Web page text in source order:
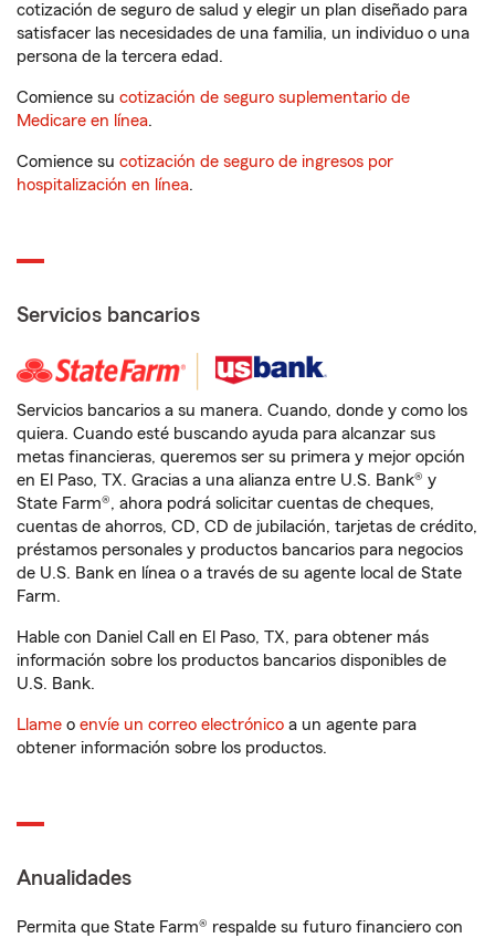
cotización de seguro de salud y elegir un plan diseñado para
satisfacer las necesidades de una familia, un individuo o una
persona de la tercera edad.
Comience su cotización de seguro suplementario de
Medicare en línea.
Comience su cotización de seguro de ingresos por
hospitalización en línea.
Servicios bancarios
Servicios bancarios a su manera. Cuando, donde y como los
quiera. Cuando esté buscando ayuda para alcanzar sus
metas financieras, queremos ser su primera y mejor opción
en El Paso, TX. Gracias a una alianza entre U.S. Bank® y
State Farm®, ahora podrá solicitar cuentas de cheques,
cuentas de ahorros, CD, CD de jubilación, tarjetas de crédito,
préstamos personales y productos bancarios para negocios
de U.S. Bank en línea o a través de su agente local de State
Farm.
Hable con Daniel Call en El Paso, TX, para obtener más
información sobre los productos bancarios disponibles de
U.S. Bank.
Llame o envíe un correo electrónico a un agente para
obtener información sobre los productos.
Anualidades
Permita que State Farm® respalde su futuro financiero con